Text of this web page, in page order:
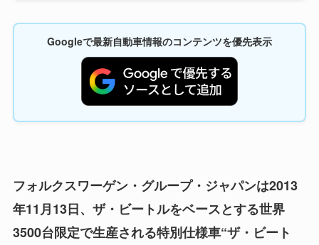
Googleで最新自動車情報のコンテンツを優先表示
フォルクスワーゲン・グループ・ジャパンは2013
年11月13日、ザ・ビートルをベースとする世界
3500台限定で生産される特別仕様車“ザ・ビート